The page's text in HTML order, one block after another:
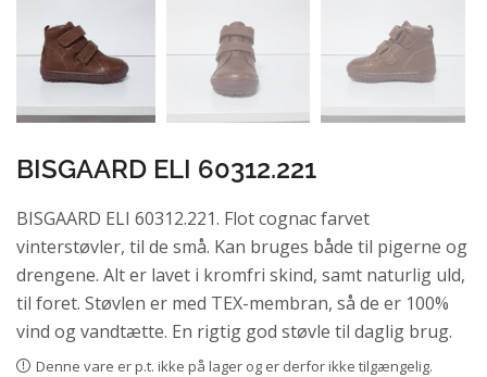
BISGAARD ELI 60312.221
BISGAARD ELI 60312.221. Flot cognac farvet
vinterstøvler, til de små. Kan bruges både til pigerne og
drengene. Alt er lavet i kromfri skind, samt naturlig uld,
til foret. Støvlen er med TEX-membran, så de er 100%
vind og vandtætte. En rigtig god støvle til daglig brug.
Denne vare er p.t. ikke på lager og er derfor ikke tilgængelig.